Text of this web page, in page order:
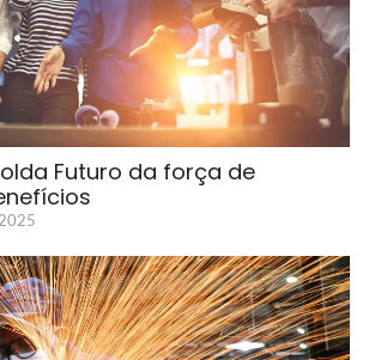
Futuro da força de